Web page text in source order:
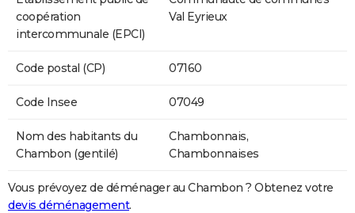
coopération
intercommunale (EPCI)
Val Eyrieux
Code postal (CP) 07160
Code Insee 07049
Nom des habitants du
Chambon (gentilé)
Chambonnais,
Chambonnaises
Vous prévoyez de déménager au Chambon ? Obtenez votre
devis déménagement.